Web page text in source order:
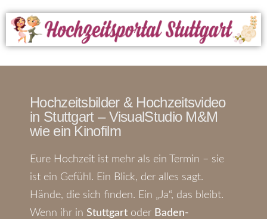
Premium Banner
Hochzeitsbilder & Hochzeitsvideo
in Stuttgart – VisualStudio M&M
wie ein Kinofilm
Eure Hochzeit ist mehr als ein Termin – sie
ist ein Gefühl. Ein Blick, der alles sagt.
Hände, die sich finden. Ein „Ja“, das bleibt.
Wenn ihr in Stuttgart oder Baden-